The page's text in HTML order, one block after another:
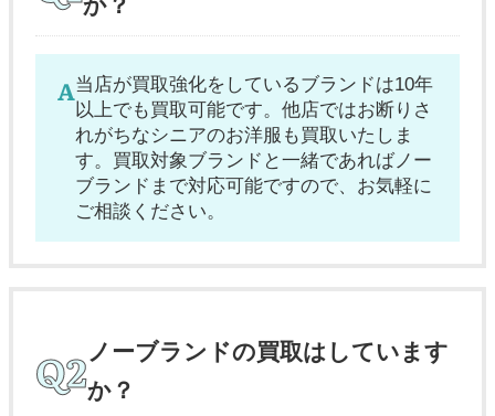
か？
当店が買取強化をしているブランドは10年
以上でも買取可能です。他店ではお断りさ
れがちなシニアのお洋服も買取いたしま
す。買取対象ブランドと一緒であればノー
ブランドまで対応可能ですので、お気軽に
ご相談ください。
ノーブランドの買取はしています
か？